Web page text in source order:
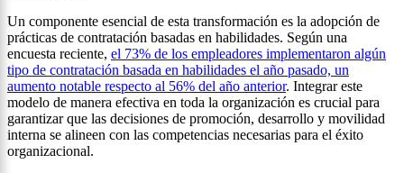
Un componente esencial de esta transformación es la adopción de
prácticas de contratación basadas en habilidades. Según una
encuesta reciente, el 73% de los empleadores implementaron algún
tipo de contratación basada en habilidades el año pasado, un
aumento notable respecto al 56% del año anterior. Integrar este
modelo de manera efectiva en toda la organización es crucial para
garantizar que las decisiones de promoción, desarrollo y movilidad
interna se alineen con las competencias necesarias para el éxito
organizacional.